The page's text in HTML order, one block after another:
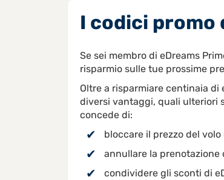
I codici promo
Se sei membro di eDreams
risparmio sulle tue prossime
Oltre a risparmiare centinaia di
diversi vantaggi, quali ulteriori
concede di:
bloccare il prezzo del
annullare la prenotazione
condividere gli sconti di